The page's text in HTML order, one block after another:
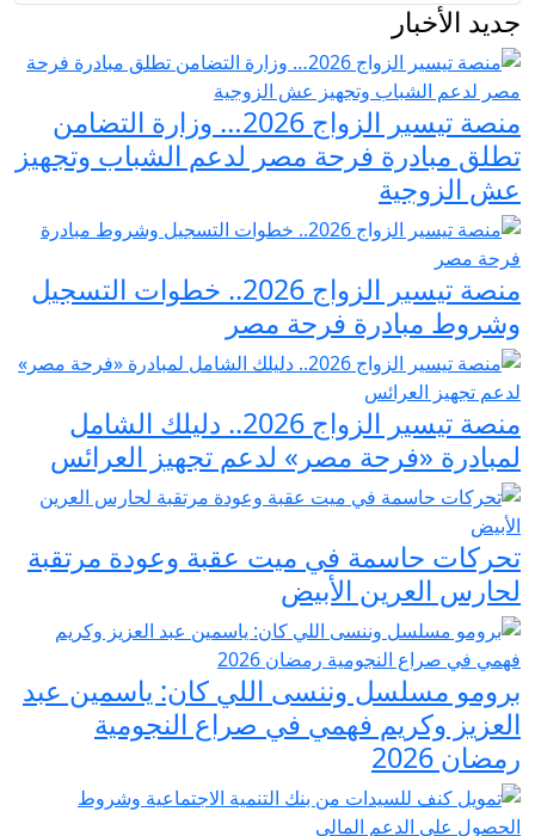
جديد الأخبار
منصة تيسير الزواج 2026… وزارة التضامن
تطلق مبادرة فرحة مصر لدعم الشباب وتجهيز
عش الزوجية
منصة تيسير الزواج 2026.. خطوات التسجيل
وشروط مبادرة فرحة مصر
منصة تيسير الزواج 2026.. دليلك الشامل
لمبادرة «فرحة مصر» لدعم تجهيز العرائس
تحركات حاسمة في ميت عقبة وعودة مرتقبة
لحارس العرين الأبيض
برومو مسلسل وننسى اللي كان: ياسمين عبد
العزيز وكريم فهمي في صراع النجومية
رمضان 2026